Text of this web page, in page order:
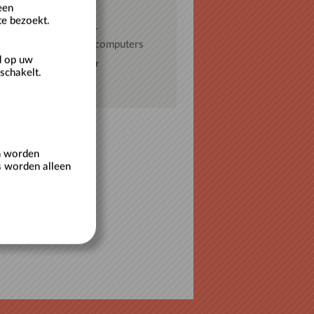
mij op deze computer
voor openbare computers
als nieuwe gebruiker
bezoekt.
op uw
worden
worden alleen